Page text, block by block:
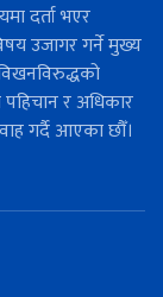
दर्ता भएर
उजागर गर्ने मुख्य
र अधिकार
गर्दै आएका छौँ।